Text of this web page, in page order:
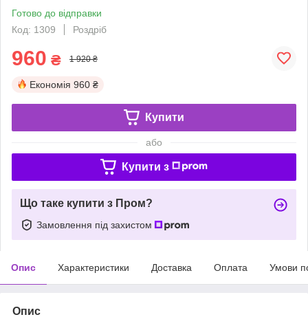
Готово до відправки
Код: 1309
Роздріб
960 ₴ 1 920 ₴
Економія 960 ₴
Купити
або
Купити з
Що таке купити з Пром?
Замовлення під захистом
Опис Характеристики Доставка Оплата Умови
Опис